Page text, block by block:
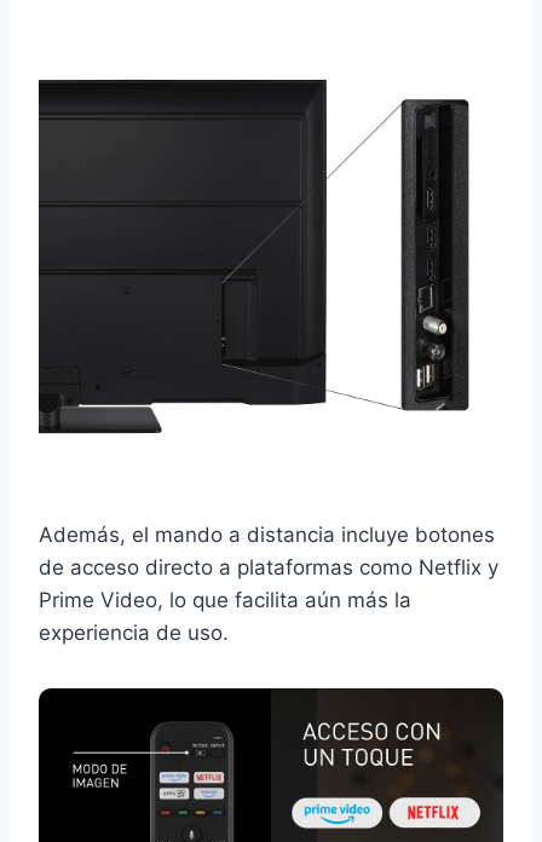
Además, el mando a distancia incluye botones
de acceso directo a plataformas como Netflix y
Prime Video, lo que facilita aún más la
experiencia de uso.